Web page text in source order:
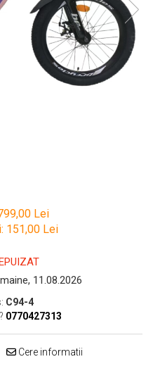
Lei
151,00 Lei
11.08.2026
C94-4
0770427313
Cere informatii